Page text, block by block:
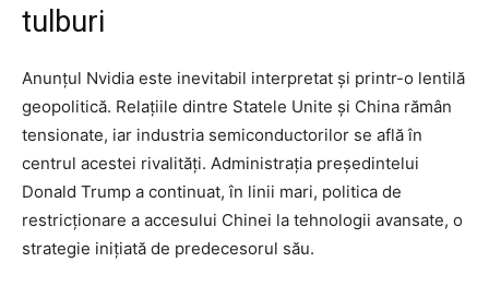
tulburi
Anunțul Nvidia este inevitabil interpretat și printr-o lentilă
geopolitică. Relațiile dintre Statele Unite și China rămân
tensionate, iar industria semiconductorilor se află în
centrul acestei rivalități. Administrația președintelui
Donald Trump a continuat, în linii mari, politica de
restricționare a accesului Chinei la tehnologii avansate, o
strategie inițiată de predecesorul său.